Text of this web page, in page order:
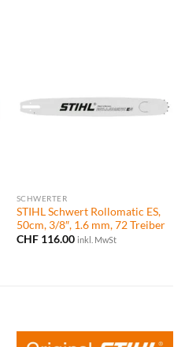
SCHWERTER
STIHL Schwert Rollomatic ES,
50cm, 3/8″, 1.6 mm, 72 Treiber
CHF116.00 inkl. MwSt